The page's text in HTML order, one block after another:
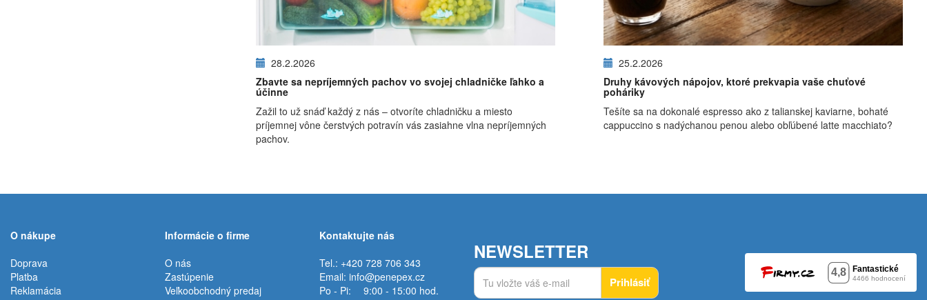
28.2.2026
Zbavte sa nepríjemných pachov vo svojej chladničke ľahko a
účinne
Zažil to už snáď každý z nás – otvoríte chladničku a miesto
príjemnej vône čerstvých potravín vás zasiahne vlna nepríjemných
pachov.
25.2.2026
Druhy kávových nápojov, ktoré prekvapia vaše chuťové
poháriky
Tešíte sa na dokonalé espresso ako z talianskej kaviarne, bohaté
cappuccino s nadýchanou penou alebo obľúbené latte macchiato?
O nákupe
Doprava
Platba
Reklamácia
Informácie o firme
O nás
Zastúpenie
Veľkoobchodný predaj
Kontaktujte nás
Tel.: +420 728 706 343
Email: info@penepex.cz
Po - Pi:
9:00 - 15:00 hod.
NEWSLETTER
Prihlásiť